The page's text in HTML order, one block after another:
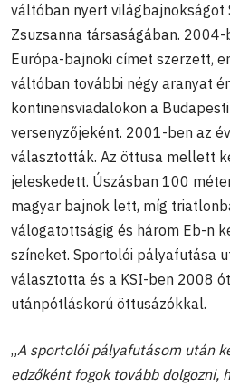
váltóban nyert világbajnokságot
Zsuzsanna társaságában.
Európa-bajnoki címet szerzett,
váltóban további négy aranyat
kontinensviadalokon a
versenyzőjeként. 2001-ben az
választották. Az öttusa mellett
jeleskedett. Úszásban 100
magyar bajnok lett, míg
válogatottságig és három Eb-n
színeket. Sportolói pályafutása
választotta és a KSI-ben 2008
utánpótláskorú öttusázókkal.
„A sportolói pályafutásom után
edzőként fogok tovább dolgozni,